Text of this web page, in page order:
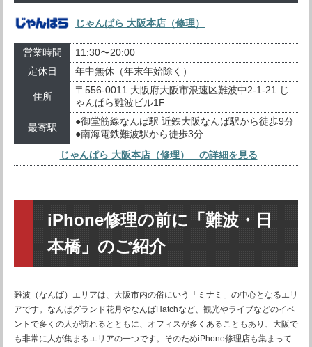
じゃんぱら 大阪本店（修理）
営業時間
11:30〜20:00
定休日
年中無休（年末年始除く）
住所
〒556-0011 大阪府大阪市浪速区難波中2-1-21 じ
ゃんぱら難波ビル1F
最寄駅
●御堂筋線なんば駅 近鉄大阪なんば駅から徒歩9分
●南海電鉄難波駅から徒歩3分
じゃんぱら 大阪本店（修理） の詳細を見る
iPhone修理の前に「難波・日
本橋」のご紹介
難波（なんば）エリアは、大阪市内の俗にいう「ミナミ」の中心となるエリ
アです。なんばグランド花月やなんばHatchなど、観光やライブなどのイベ
ントで多くの人が訪れるとともに、オフィスが多くあることもあり、大阪で
も非常に人が集まるエリアの一つです。そのためiPhone修理店も集まって